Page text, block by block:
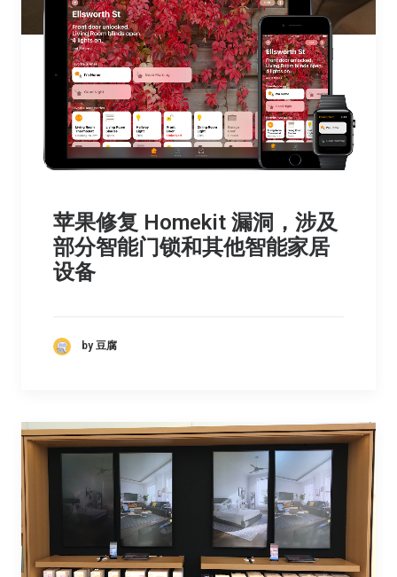
苹果修复 Homekit 漏洞，涉及
部分智能门锁和其他智能家居
设备
by 豆腐